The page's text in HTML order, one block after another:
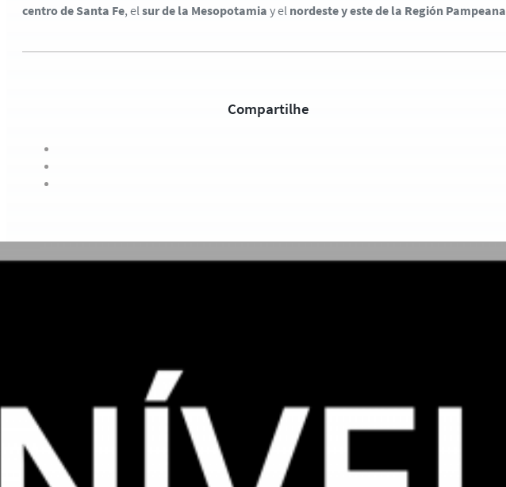
centro de Santa Fe, elsur de la Mesopotamia y el nordeste y este de la Región Pampeana
Compartilhe